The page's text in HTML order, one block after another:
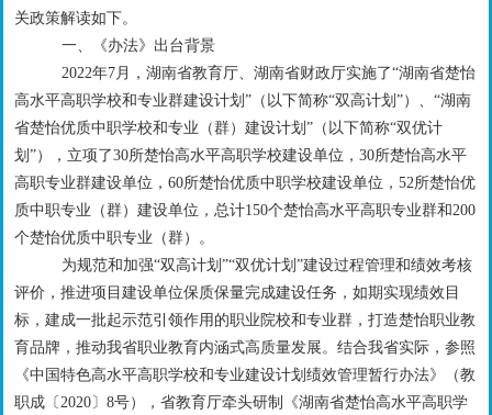
关政策解读如下。
一、
《办法》出台背景
2022年7月，湖南省教育厅、湖南省财政厅实施了“湖南省楚怡
高水平高职学校和专业群建设计划”（以下简称“双高计划”）、“湖南
省楚怡优质中职学校和专业（群）建设计划”（以下简称“双优计
划”），立项了30所楚怡高水平高职学校建设单位，30所楚怡高水平
高职专业群建设单位，60所楚怡优质中职学校建设单位，52所楚怡优
质中职专业（群）建设单位，总计150个楚怡高水平高职专业群和200
个楚怡优质中职专业（群）。
为规范和加强“双高计划”“双优计划”建设过程管理和绩效考核
评价，推进项目建设单位保质保量完成建设任务，如期实现绩效目
标，建成一批起示范引领作用的职业院校和专业群，打造楚怡职业教
育品牌，推动我省职业教育内涵式高质量发展。结合我省实际，参照
《中国特色高水平高职学校和专业建设计划绩效管理暂行办法》（教
职成〔2020〕8号），省教育厅牵头研制《湖南省楚怡高水平高职学